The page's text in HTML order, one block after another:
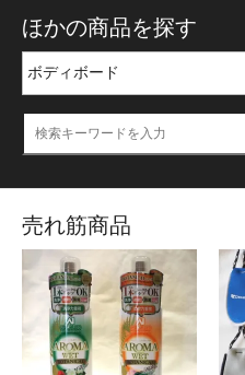
ほかの商品を探す
売れ筋商品